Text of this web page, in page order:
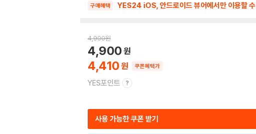
구매혜택 YES24 iOS, 안드로이드 뷰어에서만 이용할
4,900원
4,410
4,900
쿠폰혜택가
YES포인트
사용 가능한 쿠폰 받기